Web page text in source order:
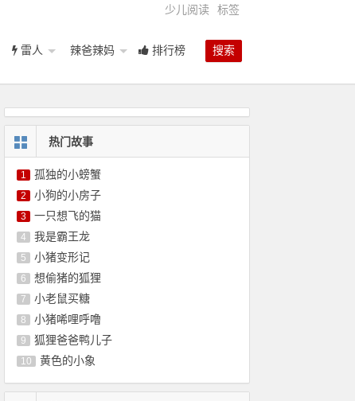
少儿阅读 标签
搜索
雷人 辣爸辣妈 排行榜
热门故事
1 孤独的小螃蟹
2 小狗的小房子
3 一只想飞的猫
4 我是霸王龙
5 小猪变形记
6 想偷猪的狐狸
7 小老鼠买糖
8 小猪唏哩呼噜
9 狐狸爸爸鸭儿子
10 黄色的小象